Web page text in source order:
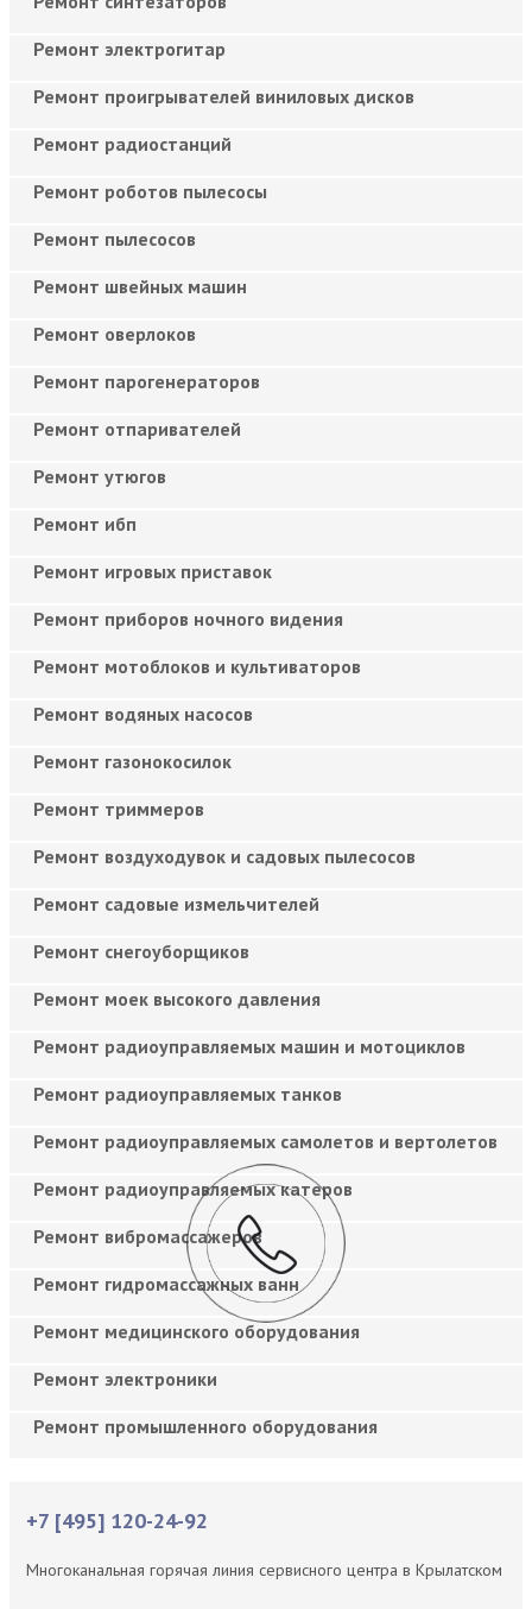
Ремонт электрогитар
Ремонт проигрывателей виниловых дисков
Ремонт радиостанций
Ремонт роботов пылесосы
Ремонт пылесосов
Ремонт швейных машин
Ремонт оверлоков
Ремонт парогенераторов
Ремонт отпаривателей
Ремонт утюгов
Ремонт ибп
Ремонт игровых приставок
Ремонт приборов ночного видения
Ремонт мотоблоков и культиваторов
Ремонт водяных насосов
Ремонт газонокосилок
Ремонт триммеров
Ремонт воздуходувок и садовых пылесосов
Ремонт садовые измельчителей
Ремонт снегоуборщиков
Ремонт моек высокого давления
Ремонт радиоуправляемых машин и мотоциклов
Ремонт радиоуправляемых танков
Ремонт радиоуправляемых самолетов и вертолетов
Ремонт радиоуправляемых катеров
Ремонт вибромассажеров
Ремонт гидромассажных ванн
Ремонт медицинского оборудования
Ремонт электроники
Ремонт промышленного оборудования
+7 [495] 120-24-92
Многоканальная горячая линия сервисного центра в Крылатском